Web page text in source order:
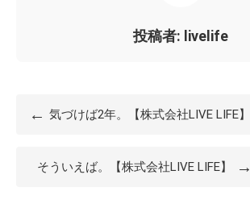
投稿者: livelife
← 気づけば2年。【株式会社LIVE LIFE】
そういえば。【株式会社LIVE LIFE】 →